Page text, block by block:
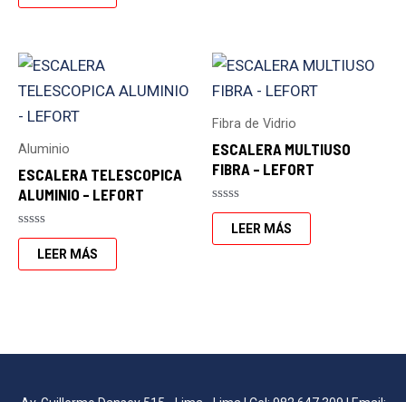
de
Aluminio
ESCALERA TELESCOPICA
ALUMINIO – LEFORT
Valorado
conLEER MÁS
Fibra de Vidrio
ESCALERA MULTIUSO
FIBRA – LEFORT
Valorado
conLEER MÁS